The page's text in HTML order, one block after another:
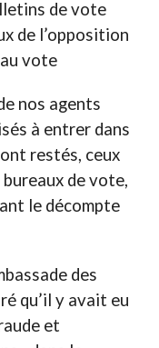
de vote
de l’opposition
vote
nos agents
à entrer dans
restés, ceux
de vote,
le décompte
des
qu’il y avait eu
et